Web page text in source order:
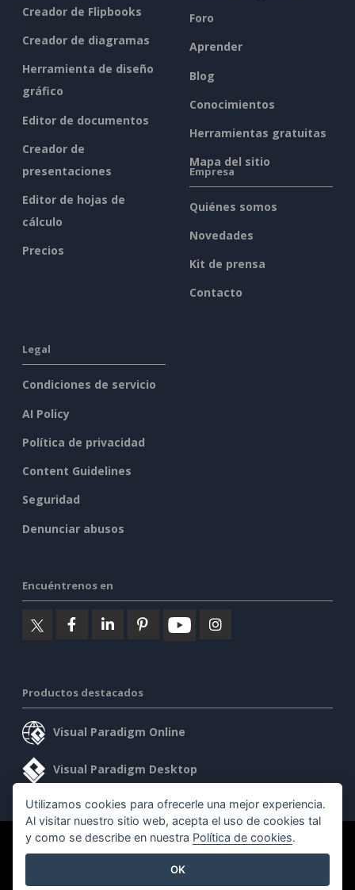
Creador de Flipbooks
Creador de diagramas
Herramienta de diseño
gráfico
Editor de documentos
Creador de
presentaciones
Editor de hojas de
cálculo
Precios
Foro
Aprender
Blog
Conocimientos
Herramientas gratuitas
Mapa del sitio
Empresa
Quiénes somos
Novedades
Kit de prensa
Contacto
Legal
Condiciones de servicio
AI Policy
Política de privacidad
Content Guidelines
Seguridad
Denunciar abusos
Encuéntrenos en
Productos destacados
Visual Paradigm Online
Visual Paradigm Desktop
©2026 by Visual Paradigm. Todos los derechos reservados.
Utilizamos cookies para ofrecerle una mejor experiencia.
Al visitar nuestro sitio web, acepta el uso de cookies tal
y como se describe en nuestra Política de cookies.
OK